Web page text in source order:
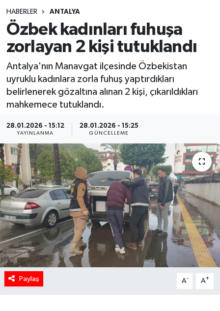
HABERLER ANTALYA
Özbek kadınları fuhuşa
zorlayan 2 kişi tutuklandı
Antalya'nın Manavgat ilçesinde Özbekistan
uyruklu kadınlara zorla fuhuş yaptırdıkları
belirlenerek gözaltına alınan 2 kişi, çıkarıldıkları
mahkemece tutuklandı.
28.01.2026 - 15:12
YAYINLANMA
28.01.2026 - 15:25
GÜNCELLEME
Paylaş A- A+
Spor
Tebrik
Türkiye